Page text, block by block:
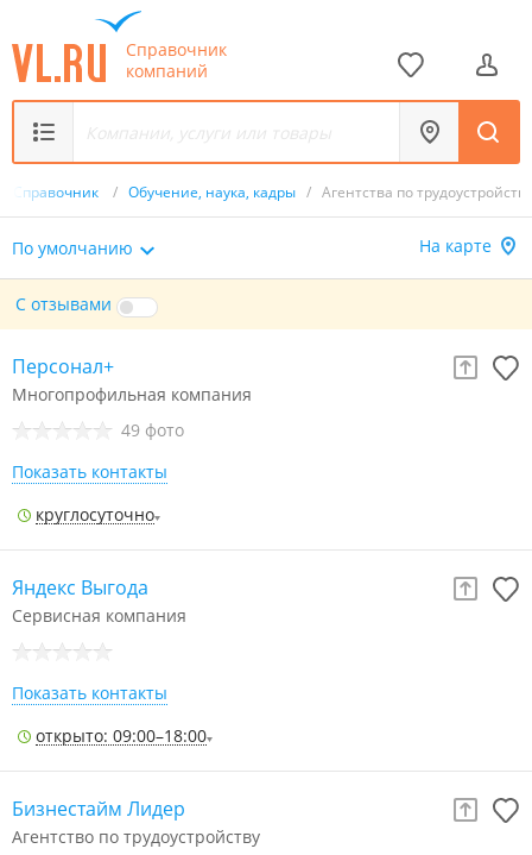
Справочник
компаний
Справочник / Обучение, наука, кадры / Агентства по трудоустройству
По умолчанию На карте
С отзывами
Персонал+
Многопрофильная компания
49 фото
Показать контакты
круглосуточно
Яндекс Выгода
Сервисная компания
Показать контакты
открыто: 09:00–18:00
Бизнестайм Лидер
Агентство по трудоустройству